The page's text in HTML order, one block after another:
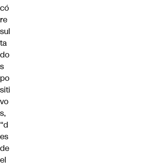
có
re
sul
ta
do
s
po
siti
vo
s,
“d
es
de
el